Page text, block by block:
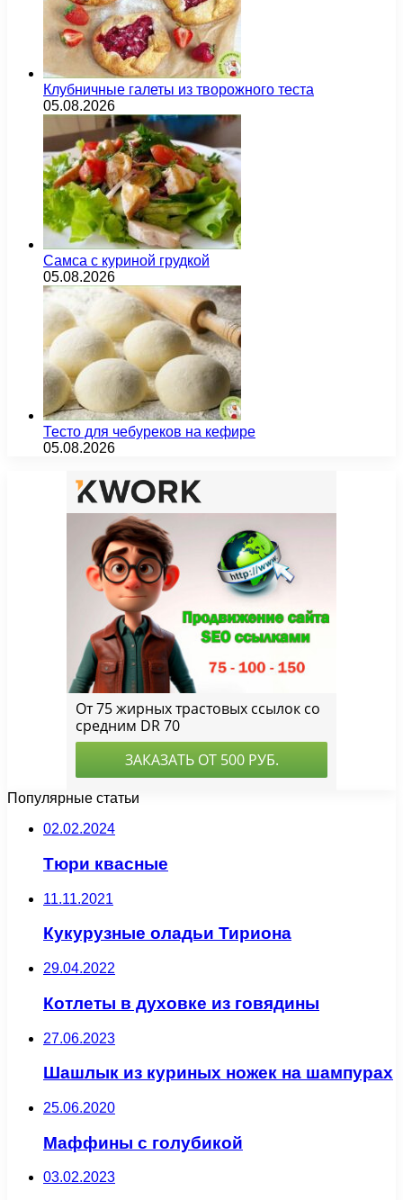
Клубничные галеты из творожного теста
05.08.2026
Самса с куриной грудкой
05.08.2026
Тесто для чебуреков на кефире
05.08.2026
Популярные статьи
02.02.2024
Тюри квасные
11.11.2021
Кукурузные оладьи Тириона
29.04.2022
Котлеты в духовке из говядины
27.06.2023
Шашлык из куриных ножек на шампурах
25.06.2020
Маффины с голубикой
03.02.2023